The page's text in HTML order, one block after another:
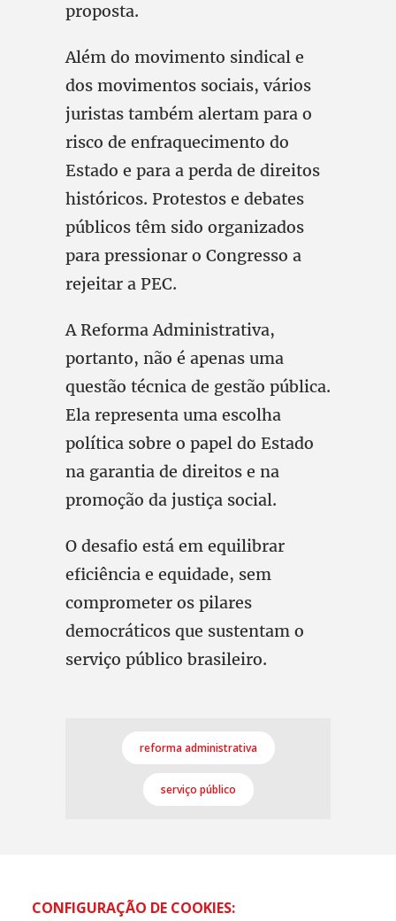
proposta.
Além do movimento sindical e
dos movimentos sociais, vários
juristas também alertam para o
risco de enfraquecimento do
Estado e para a perda de direitos
históricos. Protestos e debates
públicos têm sido organizados
para pressionar o Congresso a
rejeitar a PEC.
A Reforma Administrativa,
portanto, não é apenas uma
questão técnica de gestão pública.
Ela representa uma escolha
política sobre o papel do Estado
na garantia de direitos e na
promoção da justiça social.
O desafio está em equilibrar
eficiência e equidade, sem
comprometer os pilares
democráticos que sustentam o
serviço público brasileiro.
reforma administrativa
serviço público
CONFIGURAÇÃO DE COOKIES: